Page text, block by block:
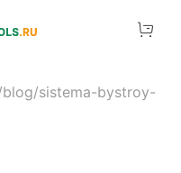
sistema-bystroy-